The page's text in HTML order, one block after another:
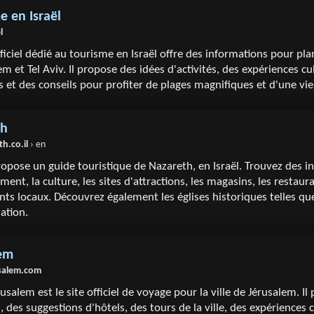
en Israël
dédié au tourisme en Israël offre des informations pour
et Tel Aviv. Il propose des idées d'activités, des expériences
et des conseils pour profiter de plages magnifiques et d'une
› en
un guide touristique de Nazareth, en Israël. Trouvez des
la culture, les sites d'attractions, les magasins, les
locaux. Découvrez également les églises historiques telles
est le site officiel de voyage pour la ville de Jérusalem. Il
des suggestions d'hôtels, des tours de la ville, des expériences